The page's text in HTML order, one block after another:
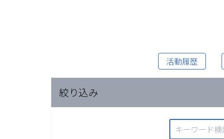
活動履歴
絞り込み